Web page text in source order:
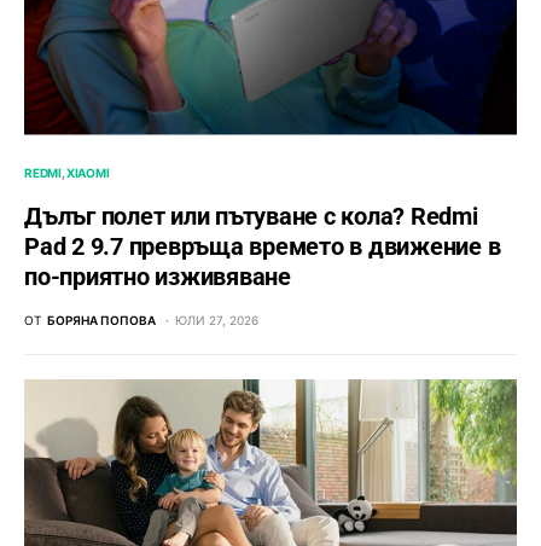
REDMI XIAOMI
Дълъг полет или пътуване с кола? Redmi
Pad 2 9.7 превръща времето в движение в
по-приятно изживяване
ОТ БОРЯНА ПОПОВА ЮЛИ 27, 2026